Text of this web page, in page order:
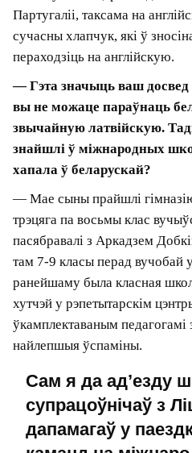
спазніцца ў адной-
чалавечай справе — быць
Пра адукацыю:
перавагу, каб
Ліцэй БДУ»
— У старых інтэрв’ю вы
беларускую адукацыю:
ёсць, але іх усё менш,
дэградуе, і прычыны —
фактарах. Вашаму
Ён паспеў павучыцца і ў
Можаце параўнаць?
— Калі мы пераехалі,
кавід, і першы год сын
дыстанцыйна ў мінскай
пайшоў тут у
навучаннем на
кантынгент — дзеці з
мовай зносін з сябрамі